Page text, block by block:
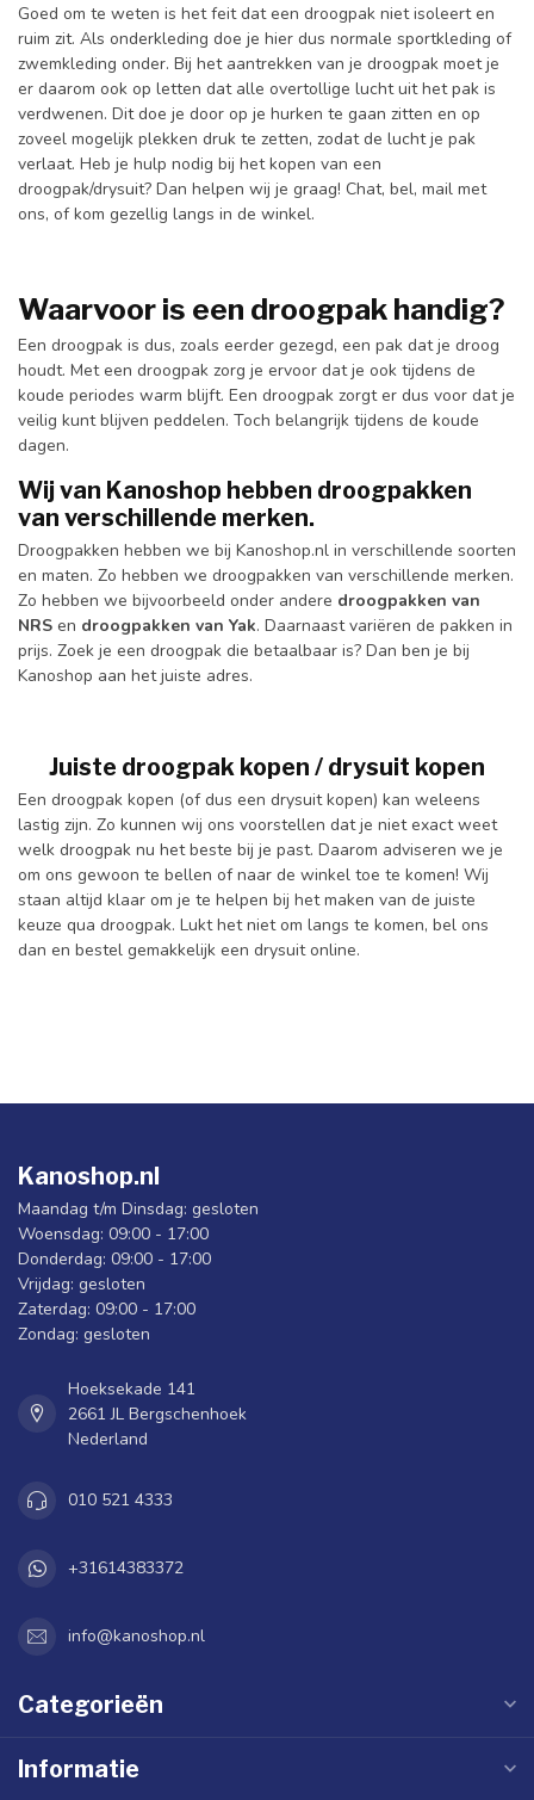
Goed om te weten is het feit dat een droogpak niet isoleert en
ruim zit. Als onderkleding doe je hier dus normale sportkleding of
zwemkleding onder. Bij het aantrekken van je droogpak moet je
er daarom ook op letten dat alle overtollige lucht uit het pak is
verdwenen. Dit doe je door op je hurken te gaan zitten en op
zoveel mogelijk plekken druk te zetten, zodat de lucht je pak
verlaat. Heb je hulp nodig bij het kopen van een
droogpak/drysuit? Dan helpen wij je graag! Chat, bel, mail met
ons, of kom gezellig langs in de winkel.
Waarvoor is een droogpak handig?
Een droogpak is dus, zoals eerder gezegd, een pak dat je droog
houdt. Met een droogpak zorg je ervoor dat je ook tijdens de
koude periodes warm blijft. Een droogpak zorgt er dus voor dat je
veilig kunt blijven peddelen. Toch belangrijk tijdens de koude
dagen.
Wij van Kanoshop hebben droogpakken
van verschillende merken.
Droogpakken hebben we bij Kanoshop.nl in verschillende soorten
en maten. Zo hebben we droogpakken van verschillende merken.
Zo hebben we bijvoorbeeld onder andere droogpakken van
NRS en droogpakken van Yak. Daarnaast variëren de pakken in
prijs. Zoek je een droogpak die betaalbaar is? Dan ben je bij
Kanoshop aan het juiste adres.
Juiste droogpak kopen / drysuit kopen
Een droogpak kopen (of dus een drysuit kopen) kan weleens
lastig zijn. Zo kunnen wij ons voorstellen dat je niet exact weet
welk droogpak nu het beste bij je past. Daarom adviseren we je
om ons gewoon te bellen of naar de winkel toe te komen! Wij
staan altijd klaar om je te helpen bij het maken van de juiste
keuze qua droogpak. Lukt het niet om langs te komen, bel ons
dan en bestel gemakkelijk een drysuit online.
Kanoshop.nl
Maandag t/m Dinsdag: gesloten
Woensdag: 09:00 - 17:00
Donderdag: 09:00 - 17:00
Vrijdag: gesloten
Zaterdag: 09:00 - 17:00
Zondag: gesloten
Hoeksekade 141
2661 JL Bergschenhoek
Nederland
010 521 4333
+31614383372
info@kanoshop.nl
Categorieën
Informatie